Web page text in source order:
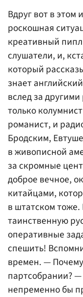
Вдруг вот в этом
роскошная
креативный
слушатели, и,
который
знает
вслед за
только
романист, и
Бродским,
в живописной
за скромные
доброе вечное,
китайцами,
в штатском
таинственную
оперативные
спешить!
времен. —
партсобрании? —
непременно бы